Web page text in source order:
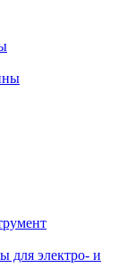
для электро- и